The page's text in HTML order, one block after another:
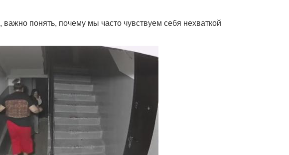
понять, почему мы часто чувствуем себя нехваткой